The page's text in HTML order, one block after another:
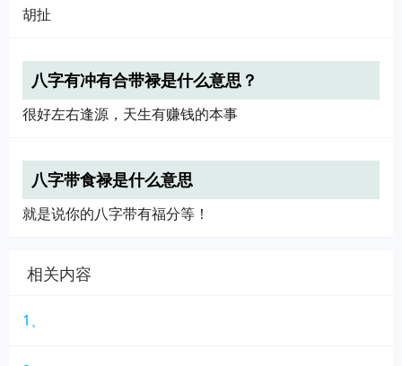
的吗
胡扯
八字有冲有合带禄是什么意思？
很好左右逢源，天生有赚钱的本事
八字带食禄是什么意思
就是说你的八字带有福分等！
相关内容
1、